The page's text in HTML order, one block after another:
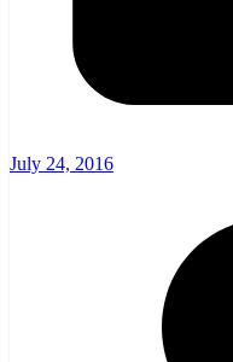
July 24, 2016